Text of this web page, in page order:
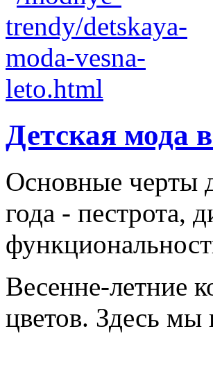
Детская мода
Основные черты
года - пестрота,
Весенне-летние
цветов. Здесь мы